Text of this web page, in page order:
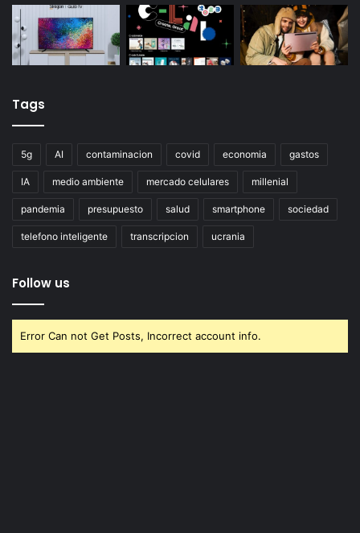
Tags
5g AI contaminacion covid economia gastos
IA medio ambiente mercado celulares millenial
pandemia presupuesto salud smartphone sociedad
telefono inteligente transcripcion ucrania
Follow us
Error Can not Get Posts, Incorrect account info.